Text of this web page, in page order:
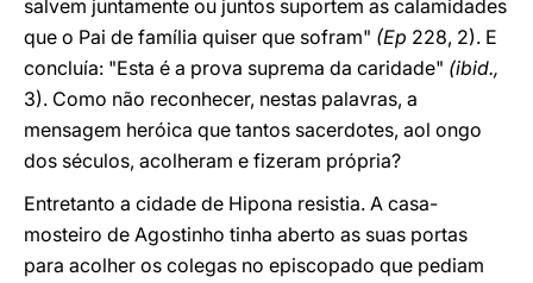
salvem juntamente ou juntos suportem as calamidades
que o Pai de família quiser que sofram" (Ep 228, 2). E
concluía: "Esta é a prova suprema da caridade" (ibid.,
3). Como não reconhecer, nestas palavras, a
mensagem heróica que tantos sacerdotes, aol ongo
dos séculos, acolheram e fizeram própria?
Entretanto a cidade de Hipona resistia. A casa-
mosteiro de Agostinho tinha aberto as suas portas
para acolher os colegas no episcopado que pediam